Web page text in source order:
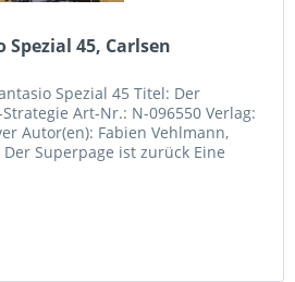
45, Carlsen
Spezial 45 Titel: Der
Art-Nr.: N-096550 Verlag:
Autor(en): Fabien Vehlmann,
Superpage ist zurück Eine